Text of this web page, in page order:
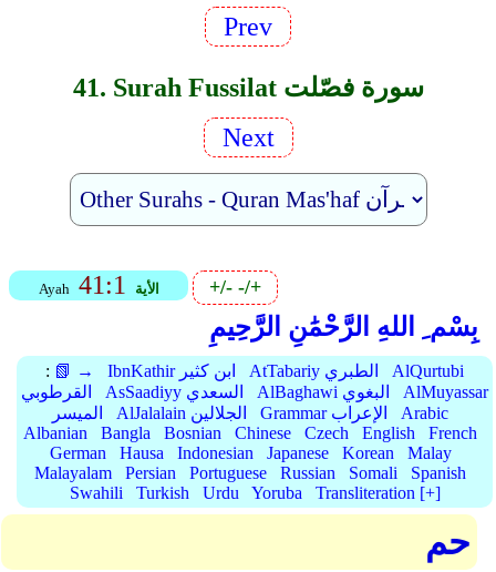
Prev
41. Surah Fussilat سورة فصّلت
Next
Ayah 41:1 الأية +/--/+
بِسْم ِ اللهِ الرَّحْمَٰنِ الرَّحِيمِ
: 📗 → IbnKathir ابن كثير AtTabariy الطبري
AlQurtubi
القرطوبي
AsSaadiyy السعدي AlBaghawi البغوي
AlMuyassar
الميسر
AlJalalain الجلالين Grammar الإعراب
Arabic
Albanian
Bangla Bosnian Chinese Czech English
French
German
Hausa Indonesian Japanese Korean
Malay
Malayalam
Persian Portuguese Russian Somali
Spanish
Swahili
Turkish Urdu Yoruba Transliteration [+]
حم